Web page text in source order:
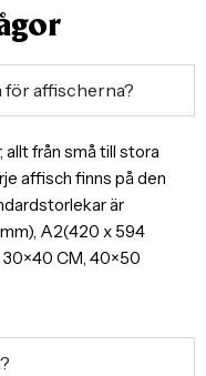
affischerna?
allt från små till stora
affisch finns på den
är
A2(420 x 594
30×40 CM, 40×50